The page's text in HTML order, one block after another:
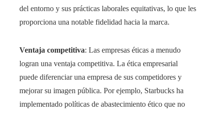
del entorno y sus prácticas laborales equitativas, lo que les
proporciona una notable fidelidad hacia la marca.
Ventaja competitiva: Las empresas éticas a menudo
logran una ventaja competitiva. La ética empresarial
puede diferenciar una empresa de sus competidores y
mejorar su imagen pública. Por ejemplo, Starbucks ha
implementado políticas de abastecimiento ético que no